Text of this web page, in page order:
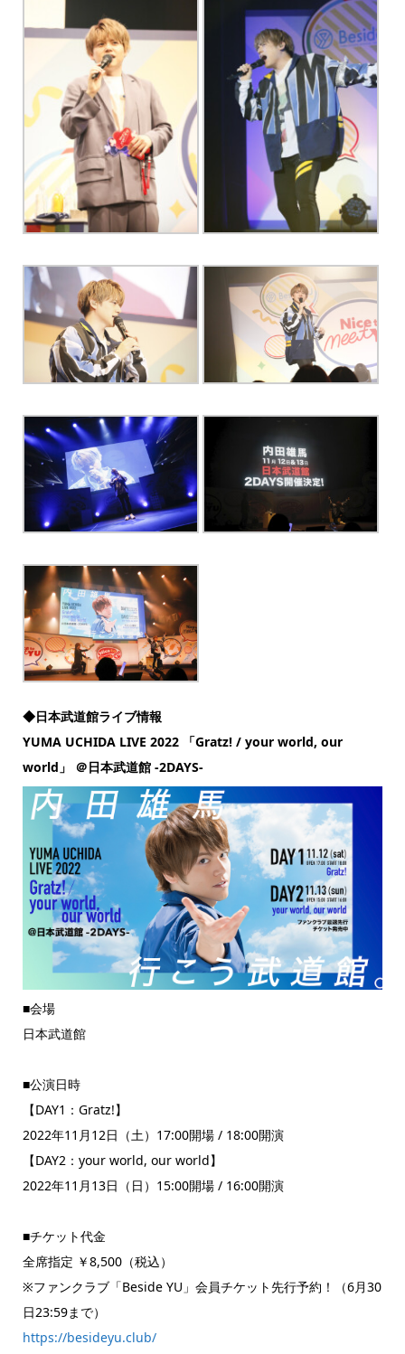
◆日本武道館ライブ情報
YUMA UCHIDA LIVE 2022
「Gratz! / your world, our
world」 ＠日本武道館 -2DAYS-
■会場
日本武道館
■公演日時
【DAY1：Gratz!】
2022年11月12日（土）17:00開場 / 18:00開演
【DAY2：your world, our world】
2022年11月13日（日）15:00開場 / 16:00開演
■チケット代金
全席指定 ￥8,500（税込）
※ファンクラブ「Beside YU」会員チケット先行予約！（6月30
日23:59まで）
https://besideyu.club/